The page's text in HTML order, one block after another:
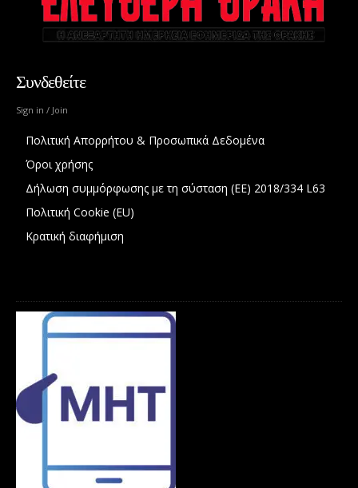
Συνδεθείτε
Sign in / Join
Πολιτική Απορρήτου & Προσωπικά Δεδομένα
Όροι χρήσης
Δήλωση συμμόρφωσης με τη σύσταση (ΕΕ) 2018/334 L63
Πολιτική Cookie (EU)
Κρατική διαφήμιση